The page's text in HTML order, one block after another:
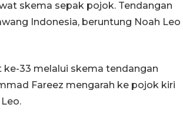
skema sepak pojok. Tendangan
Indonesia, beruntung Noah Leo
33 melalui skema tendangan
Fareez mengarah ke pojok kiri